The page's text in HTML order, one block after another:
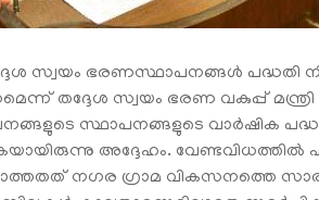
സ്വയം ഭരണസ്ഥാപനങ്ങള്‍ പദ്ധതി
തദ്ദേശ സ്വയം ഭരണ വകുപ്പ് മന്ത്രി
സ്ഥാപനങ്ങളുടെ വാര്‍ഷിക
അദ്ദേഹം. വേണ്ടവിധത്തില്‍
നഗര ഗ്രാമ വികസനത്തെ